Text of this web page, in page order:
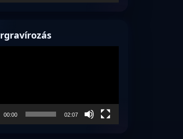
00:00 02:07